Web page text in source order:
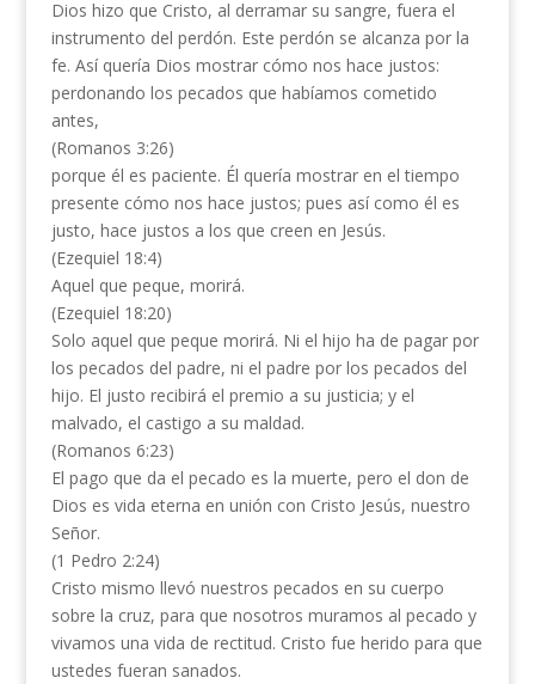
Dios hizo que Cristo, al derramar su sangre, fuera el
instrumento del perdón. Este perdón se alcanza por la
fe. Así quería Dios mostrar cómo nos hace justos:
perdonando los pecados que habíamos cometido
antes,
(Romanos 3:26)
porque él es paciente. Él quería mostrar en el tiempo
presente cómo nos hace justos; pues así como él es
justo, hace justos a los que creen en Jesús.
(Ezequiel 18:4)
Aquel que peque, morirá.
(Ezequiel 18:20)
Solo aquel que peque morirá. Ni el hijo ha de pagar por
los pecados del padre, ni el padre por los pecados del
hijo. El justo recibirá el premio a su justicia; y el
malvado, el castigo a su maldad.
(Romanos 6:23)
El pago que da el pecado es la muerte, pero el don de
Dios es vida eterna en unión con Cristo Jesús, nuestro
Señor.
(1 Pedro 2:24)
Cristo mismo llevó nuestros pecados en su cuerpo
sobre la cruz, para que nosotros muramos al pecado y
vivamos una vida de rectitud. Cristo fue herido para que
ustedes fueran sanados.